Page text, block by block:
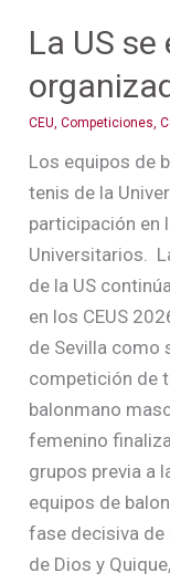
La US
CEU,Competiciones,
Los equipos de
tenis de la
participación en
Universitarios.
de la US
en los CEUS
de Sevilla como
competición de
balonmano
femenino
grupos previa a
equipos de
fase decisiva
de Dios y